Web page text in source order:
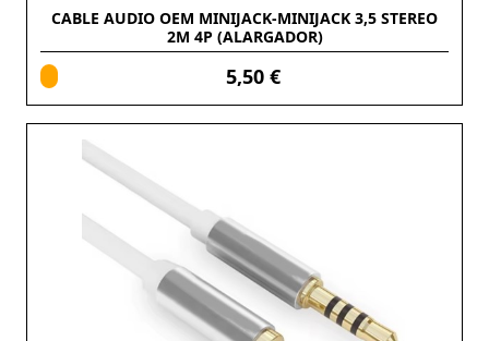
CABLE AUDIO OEM MINIJACK-MINIJACK 3,5 STEREO
2M 4P (ALARGADOR)
5,50 €